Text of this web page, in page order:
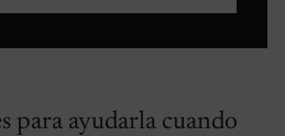
para ayudarla cuando